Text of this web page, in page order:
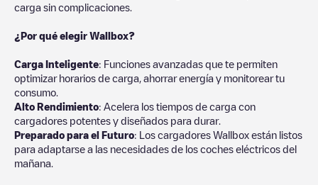
carga sin complicaciones.
¿Por qué elegir Wallbox?
Carga Inteligente: Funciones avanzadas que te permiten
optimizar horarios de carga, ahorrar energía y monitorear tu
consumo.
Alto Rendimiento: Acelera los tiempos de carga con
cargadores potentes y diseñados para durar.
Preparado para el Futuro: Los cargadores Wallbox están listos
para adaptarse a las necesidades de los coches eléctricos del
mañana.